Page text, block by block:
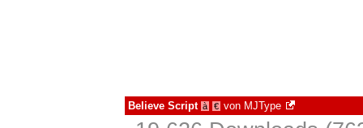
Believe Script à € von MJType